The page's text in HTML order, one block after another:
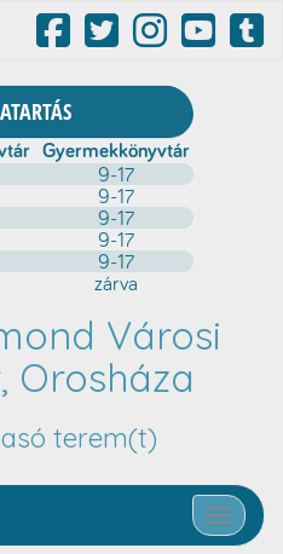
Városi
Orosháza
terem(t)
Toggle